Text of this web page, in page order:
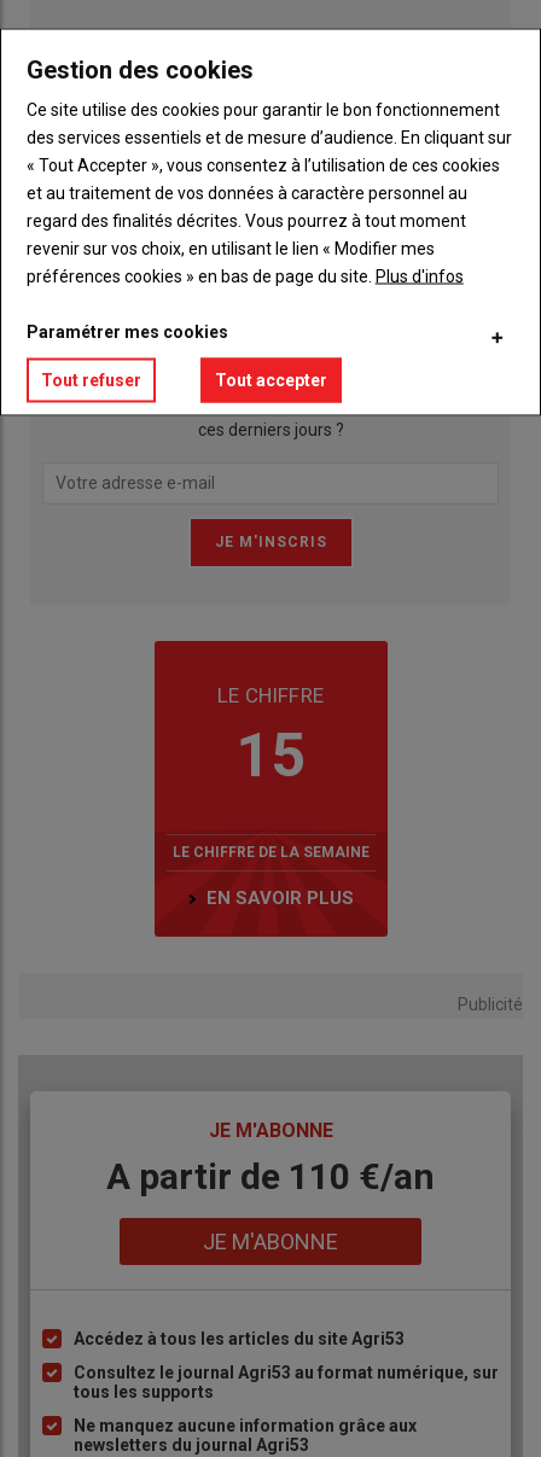
INSCRIPTION NEWSLETTER
Qu’est ce qui a agité les actualités agricoles de la Mayenne
ces derniers jours ?
LE CHIFFRE
15
LE CHIFFRE DE LA SEMAINE
EN SAVOIR PLUS
Publicité
JE M'ABONNE
BodyA partir de 110 €/an
JE M'ABONNE
Liste
à
puce
Accédez à tous les articles du site Agri53
Consultez le journal Agri53 au format numérique, sur
tous les supports
Ne manquez aucune information grâce aux
newsletters du journal Agri53
Gestion des cookies
Ce site utilise des cookies pour garantir le bon fonctionnement
des services essentiels et de mesure d’audience. En cliquant sur
« Tout Accepter », vous consentez à l’utilisation de ces cookies
et au traitement de vos données à caractère personnel au
regard des finalités décrites. Vous pourrez à tout moment
revenir sur vos choix, en utilisant le lien « Modifier mes
préférences cookies » en bas de page du site. Plus d'infos
Paramétrer mes cookies
Tout refuser Tout accepter